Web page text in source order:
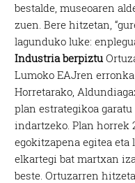
bestalde, museoaren
zuen. Bere hitzetan,
lagunduko luke:
Industria berpiztu
Lumoko EAJren
Horretarako,
plan estrategikoa
indartzeko. Plan horrek
egokitzapena egitea
elkartegi bat martxan
beste. Ortuzarren